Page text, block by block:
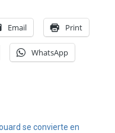
Email Print
WhatsApp
se convierte en